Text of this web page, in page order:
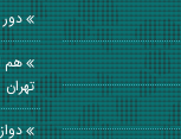
دور
هم
تهران